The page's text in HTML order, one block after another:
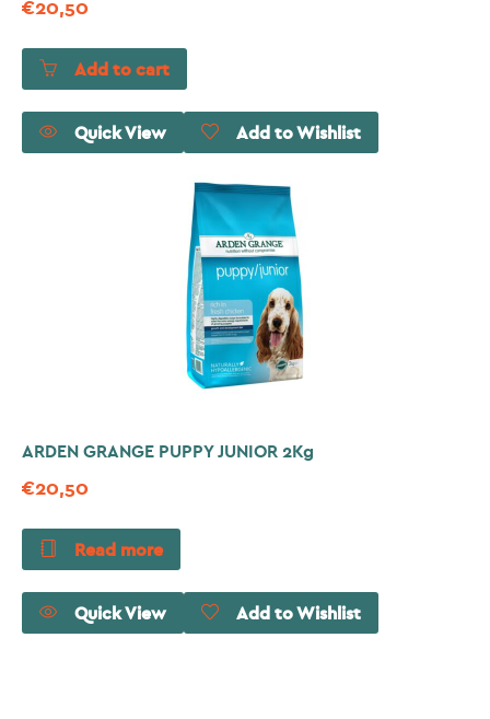
€20,50
Add to cart
Quick View Add to Wishlist
ARDEN GRANGE PUPPY JUNIOR 2Kg
€20,50
Read more
Quick View Add to Wishlist